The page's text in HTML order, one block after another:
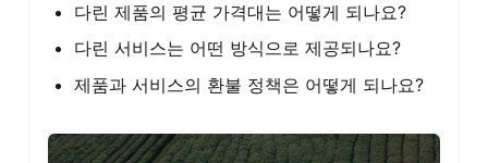
다린 제품의 평균 가격대는 어떻게 되나요?
다린 서비스는 어떤 방식으로 제공되나요?
제품과 서비스의 환불 정책은 어떻게 되나요?